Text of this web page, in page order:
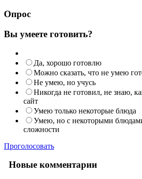
Опрос
Вы умеете готовить?
Да, хорошо готовлю
Можно сказать, что не умею
Не умею, но учусь
Никогда не готовил, не знаю,
сайт
Умею только некоторые блюда
Умею, но с некоторыми
сложности
Проголосовать
Новые комментарии